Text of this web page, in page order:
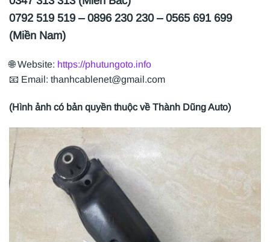
0792 519 519 – 0896 230 230 – 0565 691 699
(Miền Nam)
🌐 Website: https://phutungoto.info
📧 Email: thanhcablenet@gmail.com
(Hình ảnh có bản quyền thuộc về Thành Dũng Auto)